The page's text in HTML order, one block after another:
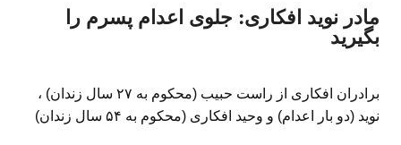
مادر نوید افکاری: جلوی اعدام پسرم را
بگیرید
برادران افکاری از راست حبیب (محکوم به ۲۷ سال زندان) ،
نوید (دو بار اعدام) و وحید افکاری (محکوم به ۵۴ سال زندان)